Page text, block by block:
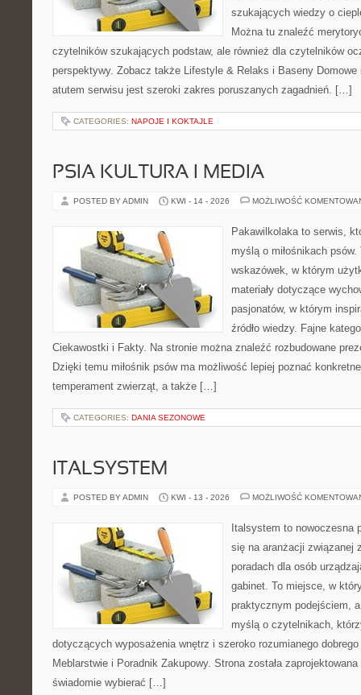
szukających wiedzy o
Można tu znaleźć
czytelników szukających podstaw, ale również dla czytelników
perspektywy. Zobacz także Lifestyle & Relaks i Baseny Domowe
atutem serwisu jest szeroki zakres poruszanych zagadnień. […]
CATEGORIES: NAPOJE I KOKTAJLE
PSIA KULTURA I MEDIA
POSTED BY ADMIN KWI - 14 - 2026 MOŻLIWOŚĆ
Pakawilkolaka to serwis,
myślą o miłośnikach
wskazówek, w którym
materiały dotyczące
pasjonatów, w którym
źródło wiedzy. Fajne
Ciekawostki i Fakty. Na stronie można znaleźć rozbudowane
Dzięki temu miłośnik psów ma możliwość lepiej poznać
temperament zwierząt, a także […]
CATEGORIES: DANIA SEZONOWE
ITALSYSTEM
POSTED BY ADMIN KWI - 13 - 2026 MOŻLIWOŚĆ
Italsystem to nowoczesna
się na aranżacji związanej
poradach dla osób
gabinet. To miejsce, w
praktycznym podejściem,
myślą o czytelnikach,
dotyczących wyposażenia wnętrz i szeroko rozumianego
Meblarstwie i Poradnik Zakupowy. Strona została
świadomie wybierać […]